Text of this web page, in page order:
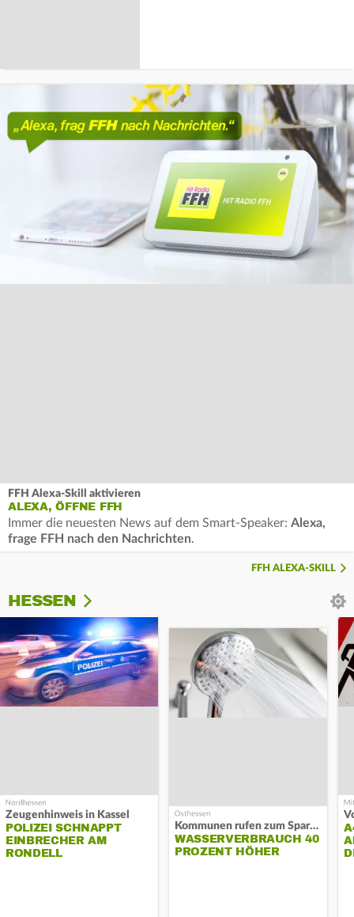
FFH Alexa-Skill aktivieren
ALEXA, ÖFFNE FFH
Immer die neuesten News auf dem Smart-Speaker: Alexa,
frage FFH nach den Nachrichten.
FFH ALEXA-SKILL
HESSEN
Zeugenhinweis in Kassel
POLIZEI SCHNAPPT
EINBRECHER AM
RONDELL
Kommunen rufen zum Sparen auf
WASSERVERBRAUCH 40
PROZENT HÖHER